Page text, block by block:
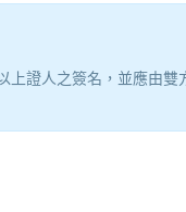
上證人之簽名，並應由雙